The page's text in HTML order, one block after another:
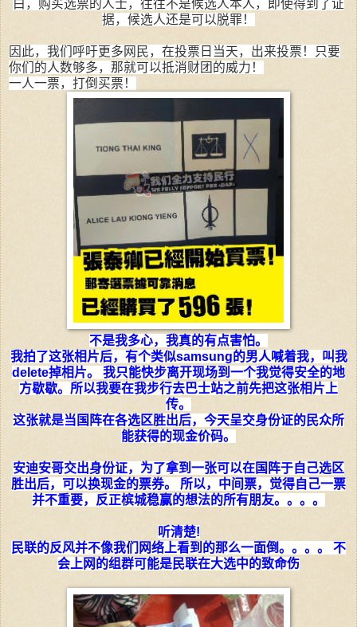
白，购买选票的人士，往往不是候选人本人，即使得到了证
据，候选人还是可以脱罪！
因此，我们呼吁更多网民，在投票日当天，出来投票！只要
你们的人数够多，那就可以抵消财团的威力！
一人一票，打倒买票！
不是我多心，我真的有点害怕。
我拍了这张相片后，有个类似samsung的男人喊着我，叫我
delete掉相片。 我只能快步离开现场到一个我觉得安全的地
方歇歇。所以我要在我步行去巴士站之前先把这张相片上
传。
这张就是当国阵在各选区胜出后，今天呈交身份证的民众所
能获得的现金价码。
安迪安哥交出身份证，为了拿到一张可以在国阵于自己选区
胜出后，可以换现金的票券。 所以， 中间票， 觉得自己一票
并不重要， 反正槟城稳赢的想法的所有朋友。。。。
听清楚!
民联的反风并不像我们网络上看到的那么一面倒。。。。 不
会上网的组群可能是民联在大选中的致命伤